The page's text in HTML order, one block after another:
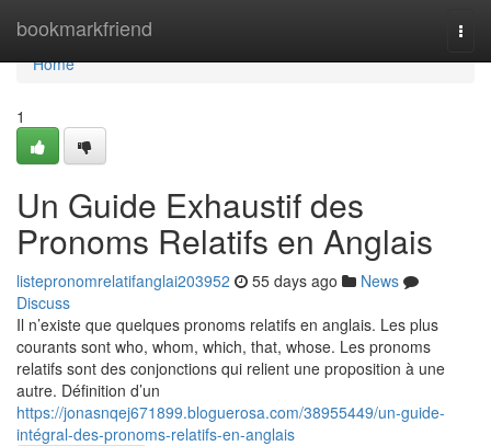
bookmarkfriend
Home
Home
1
Un Guide Exhaustif des
Pronoms Relatifs en Anglais
listepronomrelatifanglai203952 55 days ago
News
Discuss
Il n’existe que quelques pronoms relatifs en anglais. Les plus
courants sont who, whom, which, that, whose. Les pronoms
relatifs sont des conjonctions qui relient une proposition à une
autre. Définition d’un
https://jonasnqej671899.bloguerosa.com/38955449/un-guide-
intégral-des-pronoms-relatifs-en-anglais